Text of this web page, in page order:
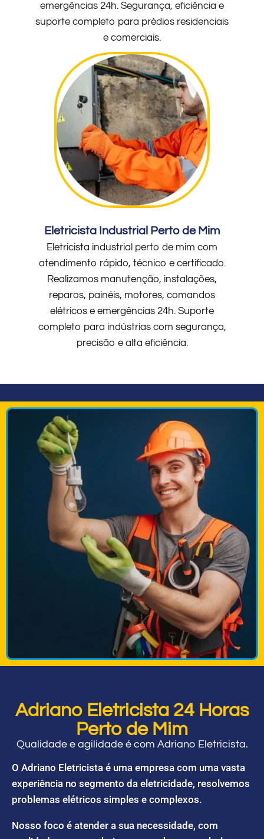
emergências 24h. Segurança, eficiência e
suporte completo para prédios residenciais
e comerciais.
Eletricista Industrial Perto de Mim
Eletricista industrial perto de mim com
atendimento rápido, técnico e certificado.
Realizamos manutenção, instalações,
reparos, painéis, motores, comandos
elétricos e emergências 24h. Suporte
completo para indústrias com segurança,
precisão e alta eficiência.
Adriano Eletricista 24 Horas
Perto de Mim
Qualidade e agilidade é com Adriano Eletricista.
O Adriano Eletricista é uma empresa com uma vasta
experiência no segmento da eletricidade, resolvemos
problemas elétricos simples e complexos.
Nosso foco é atender a sua necessidade, com